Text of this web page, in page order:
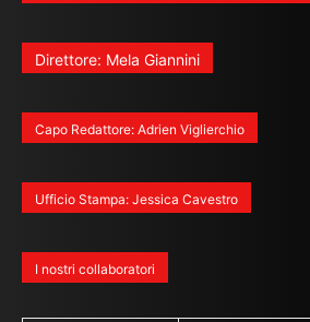
Direttore: Mela Giannini
Capo Redattore: Adrien Viglierchio
Ufficio Stampa: Jessica Cavestro
I nostri collaboratori